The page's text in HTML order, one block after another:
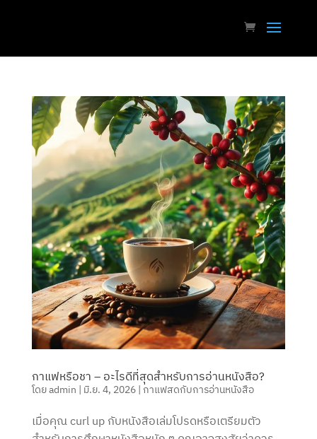
กาแฟหรือชา – อะไรดีที่สุดสำหรับการอ่านหนังสือ?
โดยadmin มิ.ย. 4, 2026| กาแฟสดกับการอ่านหนังสือ
เมื่อคุณ curl up กับหนังสือเล่มโปรดหรือเตรียมตัว